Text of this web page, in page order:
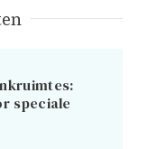
speciale